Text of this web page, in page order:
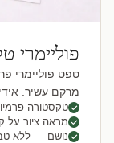
פוליימרי
טפט פוליימרי
מרקם עשיר.
טקסטורה
מראה ציור על
נושם — ללא